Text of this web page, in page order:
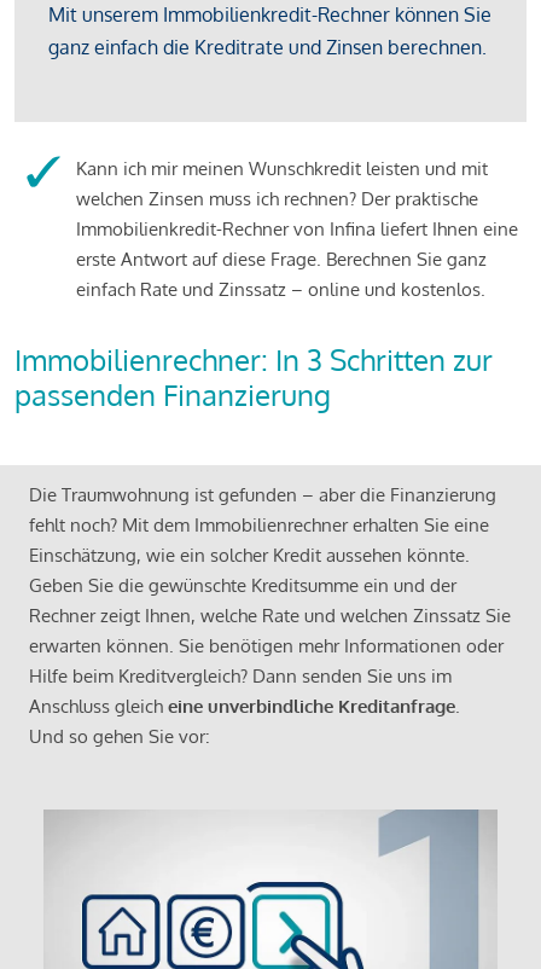
Kann ich mir meinen Wunschkredit leisten und mit
welchen Zinsen muss ich rechnen? Der praktische
Immobilienkredit-Rechner von Infina liefert Ihnen eine
erste Antwort auf diese Frage. Berechnen Sie ganz
einfach Rate und Zinssatz – online und kostenlos.
Immobilienrechner: In 3 Schritten zur
passenden Finanzierung
Die Traumwohnung ist gefunden – aber die Finanzierung
fehlt noch? Mit dem Immobilienrechner erhalten Sie eine
Einschätzung, wie ein solcher Kredit aussehen könnte.
Geben Sie die gewünschte Kreditsumme ein und der
Rechner zeigt Ihnen, welche Rate und welchen Zinssatz Sie
erwarten können. Sie benötigen mehr Informationen oder
Hilfe beim Kreditvergleich? Dann senden Sie uns im
Anschluss gleich eine unverbindliche Kreditanfrage.
Und so gehen Sie vor: